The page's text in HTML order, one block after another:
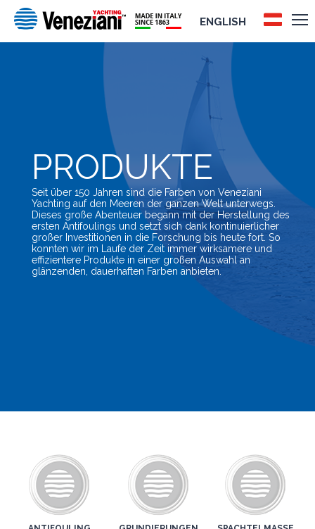
ENGLISH
PRODUKTE
Seit über 150 Jahren sind die Farben von Veneziani
Yachting auf den Meeren der ganzen Welt unterwegs.
Dieses große Abenteuer begann mit der Herstellung des
ersten Antifoulings und setzt sich dank kontinuierlicher
großer Investitionen in die Forschung bis heute fort. So
konnten wir im Laufe der Zeit immer wirksamere und
effizientere Produkte in einer großen Auswahl an
glänzenden, dauerhaften Farben anbieten.